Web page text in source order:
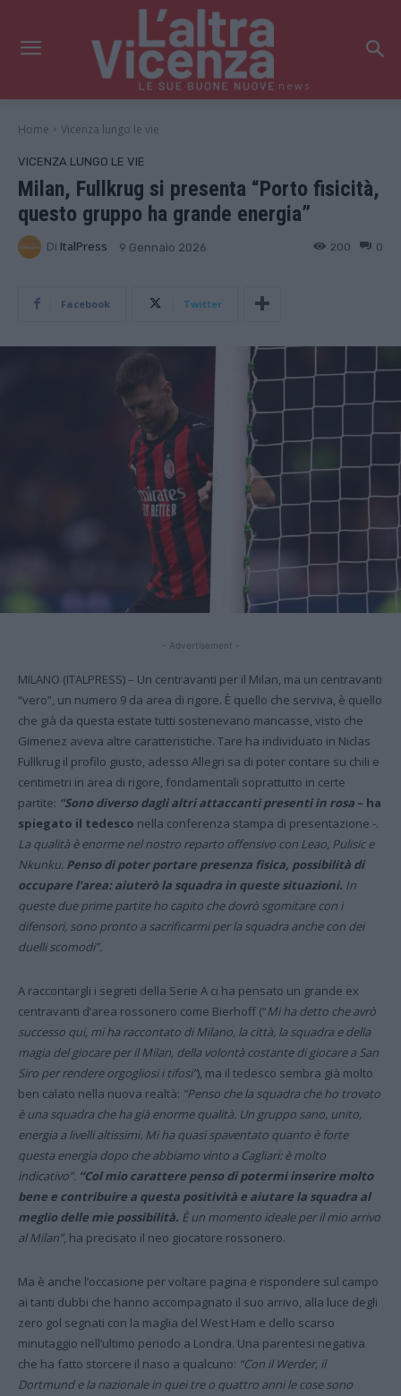
news
Home Vicenza lungo le vie
VICENZA LUNGO LE VIE
Milan, Fullkrug si presenta “Porto fisicità,
questo gruppo ha grande energia”
Di ItalPress 9 Gennaio 2026 0
200
Facebook Twitter
- Advertisement -
MILANO (ITALPRESS) – Un centravanti per il Milan, ma un centravanti
“vero”, un numero 9 da area di rigore. È quello che serviva, è quello
che già da questa estate tutti sostenevano mancasse, visto che
Gimenez aveva altre caratteristiche. Tare ha individuato in Niclas
Fullkrug il profilo giusto, adesso Allegri sa di poter contare su chili e
centimetri in area di rigore, fondamentali soprattutto in certe
partite: “Sono diverso dagli altri attaccanti presenti in rosa – ha
spiegato il tedesco nella conferenza stampa di presentazione -.
La qualità è enorme nel nostro reparto offensivo con Leao, Pulisic e
Nkunku. Penso di poter portare presenza fisica, possibilità di
occupare l’area: aiuterò la squadra in queste situazioni. In
queste due prime partite ho capito che dovrò sgomitare con i
difensori, sono pronto a sacrificarmi per la squadra anche con dei
duelli scomodi”.
A raccontargli i segreti della Serie A ci ha pensato un grande ex
centravanti d’area rossonero come Bierhoff (“Mi ha detto che avrò
successo qui, mi ha raccontato di Milano, la città, la squadra e della
magia del giocare per il Milan, della volontà costante di giocare a San
Siro per rendere orgogliosi i tifosi”), ma il tedesco sembra già molto
ben calato nella nuova realtà: “Penso che la squadra che ho trovato
è una squadra che ha già enorme qualità. Un gruppo sano, unito,
energia a livelli altissimi. Mi ha quasi spaventato quanto è forte
questa energia dopo che abbiamo vinto a Cagliari: è molto
indicativo”. “Col mio carattere penso di potermi inserire molto
bene e contribuire a questa positività e aiutare la squadra al
meglio delle mie possibilità. È un momento ideale per il mio arrivo
al Milan”, ha precisato il neo giocatore rossonero.
Ma è anche l’occasione per voltare pagina e rispondere sul campo
ai tanti dubbi che hanno accompagnato il suo arrivo, alla luce degli
zero gol segnati con la maglia del West Ham e dello scarso
minutaggio nell’ultimo periodo a Londra. Una parentesi negativa
che ha fatto storcere il naso a qualcuno: “Con il Werder, il
Dortmund e la nazionale in quei tre o quattro anni le cose sono